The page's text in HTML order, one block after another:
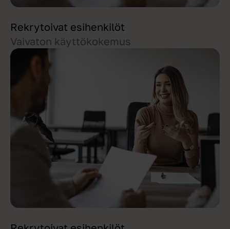
Rekrytoivat esihenkilöt
Vaivaton käyttökokemus